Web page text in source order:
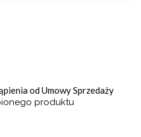
od Umowy Sprzedaży
produktu